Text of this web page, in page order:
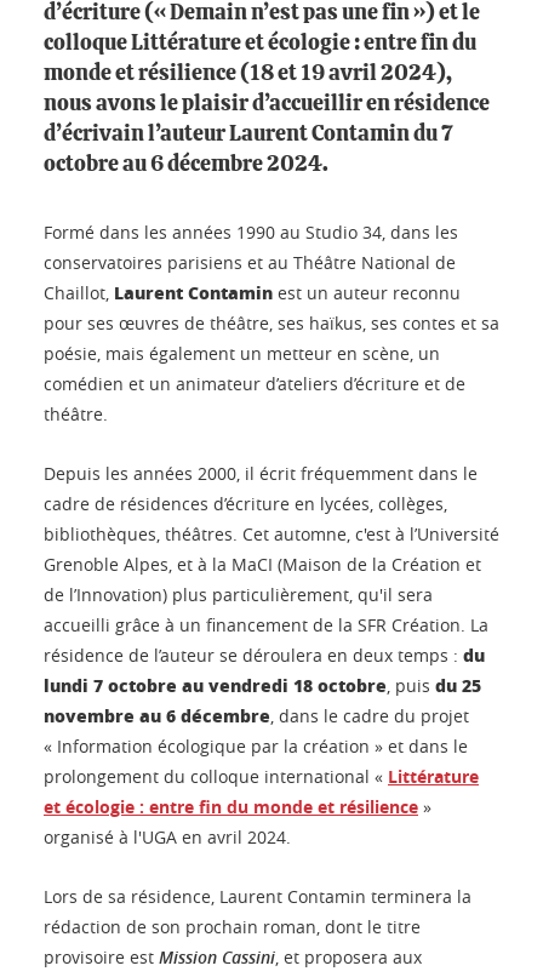
d’écriture (« Demain n’est pas une fin ») et le
colloque Littérature et écologie : entre fin du
monde et résilience (18 et 19 avril 2024),
nous avons le plaisir d’accueillir en résidence
d’écrivain l’auteur Laurent Contamin du 7
octobre au 6 décembre 2024.
Formé dans les années 1990 au Studio 34, dans les
conservatoires parisiens et au Théâtre National de
Chaillot, Laurent Contamin est un auteur reconnu
pour ses œuvres de théâtre, ses haïkus, ses contes et sa
poésie, mais également un metteur en scène, un
comédien et un animateur d’ateliers d’écriture et de
théâtre.
Depuis les années 2000, il écrit fréquemment dans le
cadre de résidences d’écriture en lycées, collèges,
bibliothèques, théâtres. Cet automne, c'est à l’Université
Grenoble Alpes, et à la MaCI (Maison de la Création et
de l’Innovation) plus particulièrement, qu'il sera
accueilli grâce à un financement de la SFR Création. La
résidence de l’auteur se déroulera en deux temps : du
lundi 7 octobre au vendredi 18 octobre , puis du 25
novembre au 6 décembre , dans le cadre du projet
« Information écologique par la création » et dans le
prolongement du colloque international « Littérature
et écologie : entre fin du monde et résilience »
organisé à l'UGA en avril 2024.
Lors de sa résidence, Laurent Contamin terminera la
rédaction de son prochain roman, dont le titre
provisoire est Mission Cassini , et proposera aux